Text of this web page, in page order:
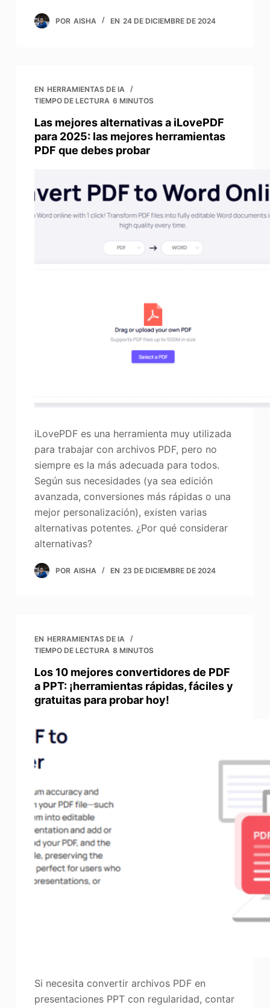
POR AISHA EN 24 DE DICIEMBRE DE 2024
EN HERRAMIENTAS DE IA
TIEMPO DE LECTURA 6 MINUTOS
Las mejores alternativas a iLovePDF
para 2025: las mejores herramientas
PDF que debes probar
iLovePDF es una herramienta muy utilizada
para trabajar con archivos PDF, pero no
siempre es la más adecuada para todos.
Según sus necesidades (ya sea edición
avanzada, conversiones más rápidas o una
mejor personalización), existen varias
alternativas potentes. ¿Por qué considerar
alternativas?
POR AISHA EN 23 DE DICIEMBRE DE 2024
EN HERRAMIENTAS DE IA
TIEMPO DE LECTURA 8 MINUTOS
Los 10 mejores convertidores de PDF
a PPT: ¡herramientas rápidas, fáciles y
gratuitas para probar hoy!
Si necesita convertir archivos PDF en
presentaciones PPT con regularidad, contar